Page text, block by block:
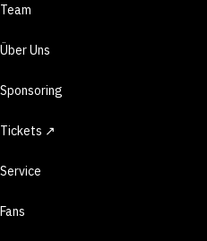
Team
Über Uns
Sponsoring
Tickets ↗
Service
Fans